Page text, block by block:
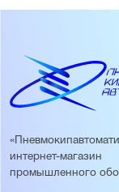
интернет-магазин
промышленного